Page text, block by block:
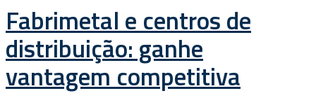
Fabrimetal e centros de
distribuição: ganhe
vantagem competitiva